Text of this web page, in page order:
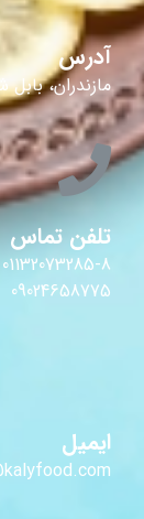
آدرس
مازندران،
تلفن تماس
01132073285-8
09024658775
ایمیل